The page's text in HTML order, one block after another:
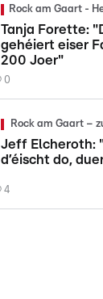
Rock am Gaart -
Tanja Forette:
gehéiert eiser
200 Joer"
0
Rock am Gaart –
Jeff Elcheroth:
d’éischt do,
4